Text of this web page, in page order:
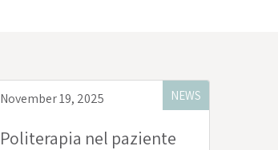
NEWS
November 19, 2025
Politerapia nel paziente